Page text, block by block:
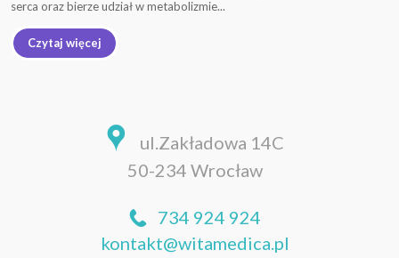
serca oraz bierze udział w metabolizmie...
Czytaj więcej
ul.Zakładowa 14C
50-234 Wrocław
734 924 924
kontakt@witamedica.pl